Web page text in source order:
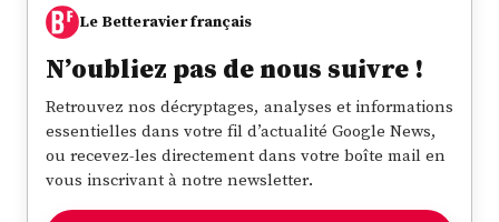
Le Betteravier français
N’oubliez pas de nous suivre !
Retrouvez nos décryptages, analyses et informations
essentielles dans votre fil d’actualité Google News,
ou recevez-les directement dans votre boîte mail en
vous inscrivant à notre newsletter.